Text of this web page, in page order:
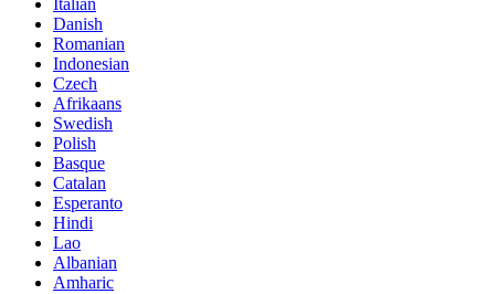
Italian
Danish
Romanian
Indonesian
Czech
Afrikaans
Swedish
Polish
Basque
Catalan
Esperanto
Hindi
Lao
Albanian
Amharic